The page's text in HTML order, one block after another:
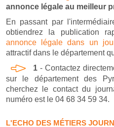
annonce légale au meilleur
En passant par
obtiendrez la publication
annonce légale dans un
attractif dans le département
1- Contactez
sur le département des
cherchez le contact du
numéro est le 04 68 34 59 34.
L'ECHO DES MÉTIERS